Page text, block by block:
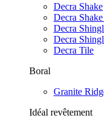
Decra Shake
Decra
Decra
Decra
Decra Tile
Boral
Granite
Idéal revêtement